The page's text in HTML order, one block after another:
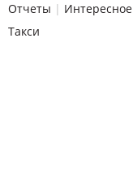
Отчеты | Интересное
Такси